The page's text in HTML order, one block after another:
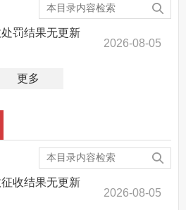
罚结果无更新
2026-08-05
更多
收结果无更新
2026-08-05